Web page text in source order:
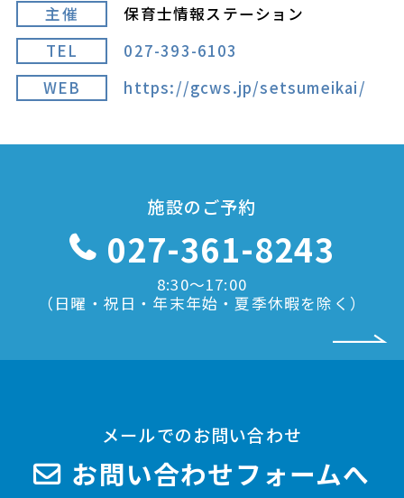
主催
保育士情報ステーション
TEL
027-393-6103
WEB
https://gcws.jp/setsumeikai/
施設のご予約
027-361-8243
8:30〜17:00
（日曜・祝日・年末年始・夏季休暇を除く）
メールでのお問い合わせ
お問い合わせフォームへ